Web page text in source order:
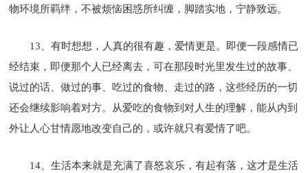
物环境所羁绊，不被烦恼困惑所纠缠，脚踏实地，宁静致远。
13、有时想想，人真的很有趣，爱情更是。即便一段感情已
经结束，即便那个人已经离去，可在那段时光里发生过的故事、
说过的话、做过的事、吃过的食物、走过的路，这些经历的一切
还会继续影响着对方。从爱吃的食物到对人生的理解，能从内到
外让人心甘情愿地改变自己的，或许就只有爱情了吧。
14、生活本来就是充满了喜怒哀乐，有起有落，这才是生活